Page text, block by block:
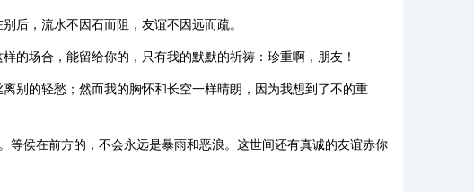
后，流水不因石而阻，友谊不因远而疏。
的场合，能留给你的，只有我的默默的祈祷：珍重啊，朋友！
别的轻愁；然而我的胸怀和长空一样晴朗，因为我想到了不的重
等侯在前方的，不会永远是暴雨和恶浪。这世间还有真诚的友谊赤你